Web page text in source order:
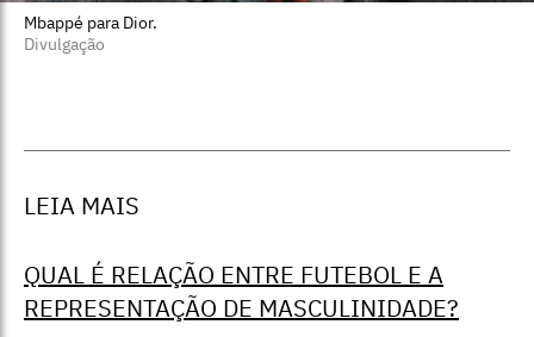
Mbappé para Dior.
Divulgação
LEIA MAIS
QUAL É RELAÇÃO ENTRE FUTEBOL E A
REPRESENTAÇÃO DE MASCULINIDADE?